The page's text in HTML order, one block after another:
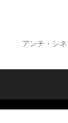
へ
アンチ・シ